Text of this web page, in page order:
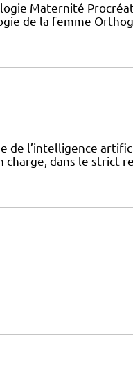
Maternité
de la femme
de l’intelligence
dans le strict